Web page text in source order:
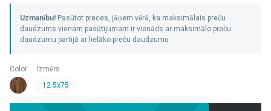
Uzmanību! Pasūtot preces, jāņem vērā, ka maksimālais preču
daudzums vienam pasūtījumam ir vienāds ar maksimālo preču
daudzumu partijā ar lielāko preču daudzumu
Color
Izmērs
12.5x75